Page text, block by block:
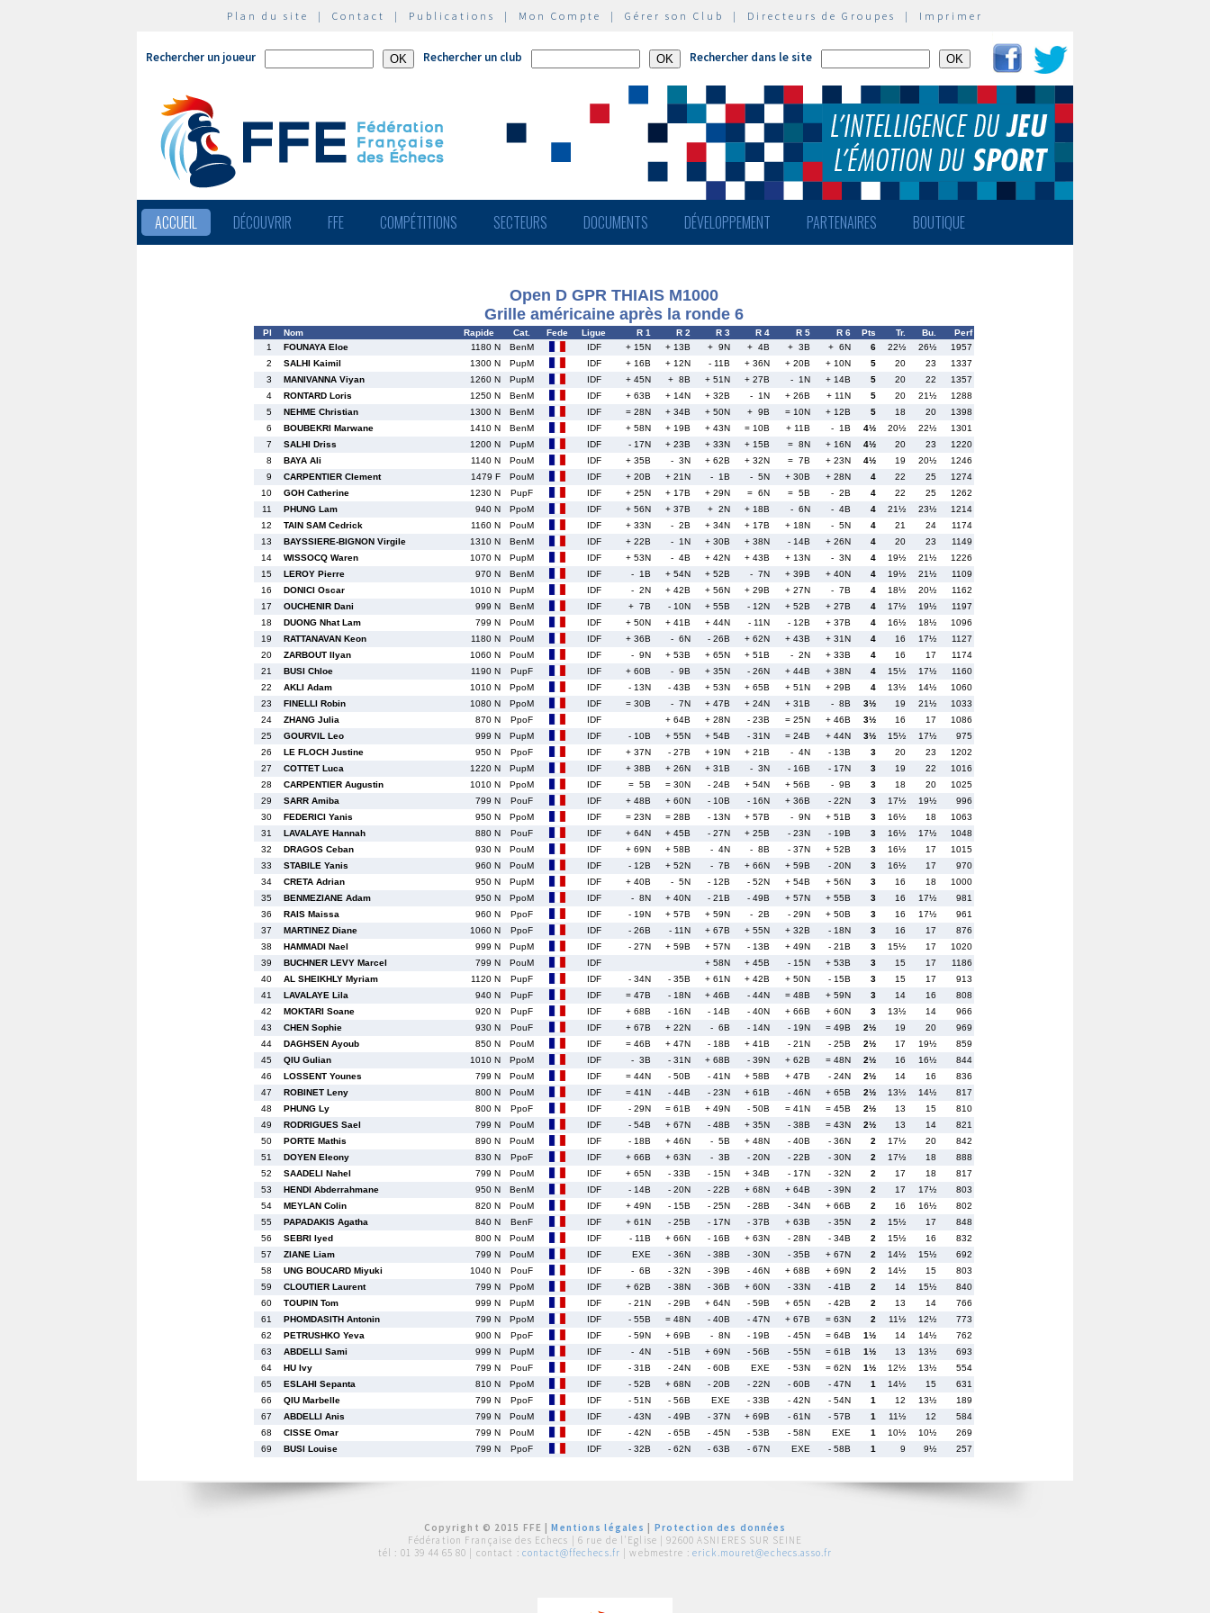
Plan du site | Contact | Publications | Mon Compte | Gérer son Club | Directeurs de Groupes | Imprimer
Rechercher un joueur Rechercher un club Rechercher dans le site
ACCUEIL DÉCOUVRIR FFE COMPÉTITIONS SECTEURS DOCUMENTS DÉVELOPPEMENT PARTENAIRES BOUTIQUE
Open D GPR THIAIS M1000
Grille américaine après la ronde 6
Pl Nom Rapide Cat. Fede Ligue R 1 R 2 R 3 R 4 R 5 R 6 Pts Tr. Bu.
Perf
1
FOUNAYA Eloe 1180 N BenM IDF + 15N + 13B + 9N + 4B + 3B + 6N 6 22½ 26½
1957
2
SALHI Kaimil 1300 N PupM IDF + 16B + 12N - 11B + 36N + 20B + 10N 5 20 23
1337
3
MANIVANNA Viyan 1260 N PupM IDF + 45N + 8B + 51N + 27B - 1N + 14B 5 20 22
1357
4
RONTARD Loris 1250 N BenM IDF + 63B + 14N + 32B - 1N + 26B + 11N 5 20 21½
1288
5
NEHME Christian 1300 N BenM IDF = 28N + 34B + 50N + 9B = 10N + 12B 5 18 20
1398
6
BOUBEKRI Marwane 1410 N BenM IDF + 58N + 19B + 43N = 10B + 11B - 1B 4½ 20½ 22½
1301
7
SALHI Driss 1200 N PupM IDF - 17N + 23B + 33N + 15B = 8N + 16N 4½ 20 23
1220
8
BAYA Ali 1140 N PouM IDF + 35B - 3N + 62B + 32N = 7B + 23N 4½ 19 20½
1246
9
CARPENTIER Clement 1479 F PouM IDF + 20B + 21N - 1B - 5N + 30B + 28N 4 22 25
1274
10
GOH Catherine 1230 N PupF IDF + 25N + 17B + 29N = 6N = 5B - 2B 4 22 25
1262
11
PHUNG Lam 940 N PpoM IDF + 56N + 37B + 2N + 18B - 6N - 4B 4 21½ 23½
1214
12
TAIN SAM Cedrick 1160 N PouM IDF + 33N - 2B + 34N + 17B + 18N - 5N 4 21 24
1174
13
BAYSSIERE-BIGNON Virgile 1310 N BenM IDF + 22B - 1N + 30B + 38N - 14B + 26N 4 20 23
1149
14
WISSOCQ Waren 1070 N PupM IDF + 53N - 4B + 42N + 43B + 13N - 3N 4 19½ 21½
1226
15
LEROY Pierre 970 N BenM IDF - 1B + 54N + 52B - 7N + 39B + 40N 4 19½ 21½
1109
16
DONICI Oscar 1010 N PupM IDF - 2N + 42B + 56N + 29B + 27N - 7B 4 18½ 20½
1162
17
OUCHENIR Dani 999 N BenM IDF + 7B - 10N + 55B - 12N + 52B + 27B 4 17½ 19½
1197
18
DUONG Nhat Lam 799 N PouM IDF + 50N + 41B + 44N - 11N - 12B + 37B 4 16½ 18½
1096
19
RATTANAVAN Keon 1180 N PouM IDF + 36B - 6N - 26B + 62N + 43B + 31N 4 16 17½
1127
20
ZARBOUT Ilyan 1060 N PouM IDF - 9N + 53B + 65N + 51B - 2N + 33B 4 16 17
1174
21
BUSI Chloe 1190 N PupF IDF + 60B - 9B + 35N - 26N + 44B + 38N 4 15½ 17½
1160
22
AKLI Adam 1010 N PpoM IDF - 13N - 43B + 53N + 65B + 51N + 29B 4 13½ 14½
1060
23
FINELLI Robin 1080 N PpoM IDF = 30B - 7N + 47B + 24N + 31B - 8B 3½ 19 21½
1033
24
ZHANG Julia 870 N PpoF IDF + 64B + 28N - 23B = 25N + 46B 3½ 16 17
1086
25
GOURVIL Leo 999 N PupM IDF - 10B + 55N + 54B - 31N = 24B + 44N 3½ 15½ 17½
975
26
LE FLOCH Justine 950 N PpoF IDF + 37N - 27B + 19N + 21B - 4N - 13B 3 20 23
1202
27
COTTET Luca 1220 N PupM IDF + 38B + 26N + 31B - 3N - 16B - 17N 3 19 22
1016
28
CARPENTIER Augustin 1010 N PpoM IDF = 5B = 30N - 24B + 54N + 56B - 9B 3 18 20
1025
29
SARR Amiba 799 N PouF IDF + 48B + 60N - 10B - 16N + 36B - 22N 3 17½ 19½
996
30
FEDERICI Yanis 950 N PpoM IDF = 23N = 28B - 13N + 57B - 9N + 51B 3 16½ 18
1063
31
LAVALAYE Hannah 880 N PouF IDF + 64N + 45B - 27N + 25B - 23N - 19B 3 16½ 17½
1048
32
DRAGOS Ceban 930 N PouM IDF + 69N + 58B - 4N - 8B - 37N + 52B 3 16½ 17
1015
33
STABILE Yanis 960 N PouM IDF - 12B + 52N - 7B + 66N + 59B - 20N 3 16½ 17
970
34
CRETA Adrian 950 N PupM IDF + 40B - 5N - 12B - 52N + 54B + 56N 3 16 18
1000
35
BENMEZIANE Adam 950 N PpoM IDF - 8N + 40N - 21B - 49B + 57N + 55B 3 16 17½
981
36
RAIS Maissa 960 N PpoF IDF - 19N + 57B + 59N - 2B - 29N + 50B 3 16 17½
961
37
MARTINEZ Diane 1060 N PpoF IDF - 26B - 11N + 67B + 55N + 32B - 18N 3 16 17
876
38
HAMMADI Nael 999 N PupM IDF - 27N + 59B + 57N - 13B + 49N - 21B 3 15½ 17
1020
39
BUCHNER LEVY Marcel 799 N PouM IDF + 58N + 45B - 15N + 53B 3 15 17
1186
40
AL SHEIKHLY Myriam 1120 N PupF IDF - 34N - 35B + 61N + 42B + 50N - 15B 3 15 17
913
41
LAVALAYE Lila 940 N PupF IDF = 47B - 18N + 46B - 44N = 48B + 59N 3 14 16
808
42
MOKTARI Soane 920 N PupF IDF + 68B - 16N - 14B - 40N + 66B + 60N 3 13½ 14
966
43
CHEN Sophie 930 N PouF IDF + 67B + 22N - 6B - 14N - 19N = 49B 2½ 19 20
969
44
DAGHSEN Ayoub 850 N PouM IDF = 46B + 47N - 18B + 41B - 21N - 25B 2½ 17 19½
859
45
QIU Gulian 1010 N PpoM IDF - 3B - 31N + 68B - 39N + 62B = 48N 2½ 16 16½
844
46
LOSSENT Younes 799 N PouM IDF = 44N - 50B - 41N + 58B + 47B - 24N 2½ 14 16
836
47
ROBINET Leny 800 N PouM IDF = 41N - 44B - 23N + 61B - 46N + 65B 2½ 13½ 14½
817
48
PHUNG Ly 800 N PpoF IDF - 29N = 61B + 49N - 50B = 41N = 45B 2½ 13 15
810
49
RODRIGUES Sael 799 N PouM IDF - 54B + 67N - 48B + 35N - 38B = 43N 2½ 13 14
821
50
PORTE Mathis 890 N PouM IDF - 18B + 46N - 5B + 48N - 40B - 36N 2 17½ 20
842
51
DOYEN Eleony 830 N PpoF IDF + 66B + 63N - 3B - 20N - 22B - 30N 2 17½ 18
888
52
SAADELI Nahel 799 N PouM IDF + 65N - 33B - 15N + 34B - 17N - 32N 2 17 18
817
53
HENDI Abderrahmane 950 N BenM IDF - 14B - 20N - 22B + 68N + 64B - 39N 2 17 17½
803
54
MEYLAN Colin 820 N PouM IDF + 49N - 15B - 25N - 28B - 34N + 66B 2 16 16½
802
55
PAPADAKIS Agatha 840 N BenF IDF + 61N - 25B - 17N - 37B + 63B - 35N 2 15½ 17
848
56
SEBRI Iyed 800 N PouM IDF - 11B + 66N - 16B + 63N - 28N - 34B 2 15½ 16
832
57
ZIANE Liam 799 N PouM IDF EXE - 36N - 38B - 30N - 35B + 67N 2 14½ 15½
692
58
UNG BOUCARD Miyuki 1040 N PouF IDF - 6B - 32N - 39B - 46N + 68B + 69N 2 14½ 15
803
59
CLOUTIER Laurent 799 N PpoM IDF + 62B - 38N - 36B + 60N - 33N - 41B 2 14 15½
840
60
TOUPIN Tom 999 N PupM IDF - 21N - 29B + 64N - 59B + 65N - 42B 2 13 14
766
61
PHOMDASITH Antonin 799 N PpoM IDF - 55B = 48N - 40B - 47N + 67B = 63N 2 11½ 12½
773
62
PETRUSHKO Yeva 900 N PpoF IDF - 59N + 69B - 8N - 19B - 45N = 64B 1½ 14 14½
762
63
ABDELLI Sami 999 N PupM IDF - 4N - 51B + 69N - 56B - 55N = 61B 1½ 13 13½
693
64
HU Ivy 799 N PouF IDF - 31B - 24N - 60B EXE - 53N = 62N 1½ 12½ 13½
554
65
ESLAHI Sepanta 810 N PpoM IDF - 52B + 68N - 20B - 22N - 60B - 47N 1 14½ 15
631
66
QIU Marbelle 799 N PpoF IDF - 51N - 56B EXE - 33B - 42N - 54N 1 12 13½
189
67
ABDELLI Anis 799 N PouM IDF - 43N - 49B - 37N + 69B - 61N - 57B 1 11½ 12
584
68
CISSE Omar 799 N PouM IDF - 42N - 65B - 45N - 53B - 58N EXE 1 10½ 10½
269
69
BUSI Louise 799 N PpoF IDF - 32B - 62N - 63B - 67N EXE - 58B 1 9 9½ 257
Copyright © 2015 FFE |Mentions légales
Protection des données
Fédération Française des Echecs | 6 rue de l'Eglise | 92600 ASNIERES SUR SEINE
tél : 01 39 44 65 80 | contact : contact@ffechecs.fr | webmestre : erick.mouret@echecs.asso.fr